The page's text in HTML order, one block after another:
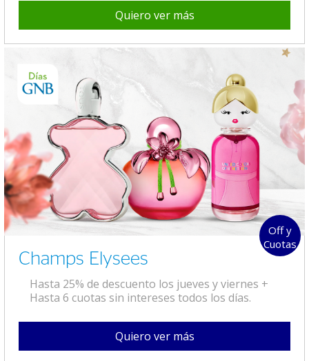
Quiero ver más
Off y
Cuotas
Champs Elysees
Hasta 25% de descuento los jueves y viernes +
Hasta 6 cuotas sin intereses todos los días.
Quiero ver más